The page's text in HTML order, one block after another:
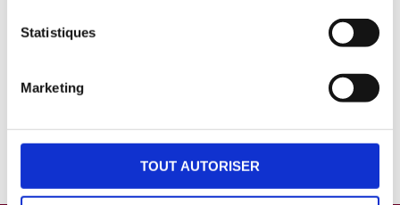
Statistiques
Marketing
TOUT AUTORISER